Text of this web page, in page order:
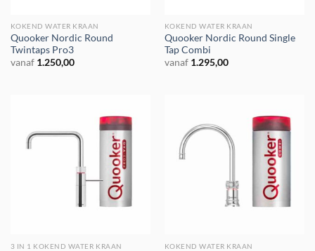
KOKEND WATER KRAAN
Quooker Nordic Round
Twintaps Pro3
vanaf 1.250,00
KOKEND WATER KRAAN
Quooker Nordic Round Single
Tap Combi
vanaf 1.295,00
3 IN 1 KOKEND WATER KRAAN KOKEND WATER KRAAN